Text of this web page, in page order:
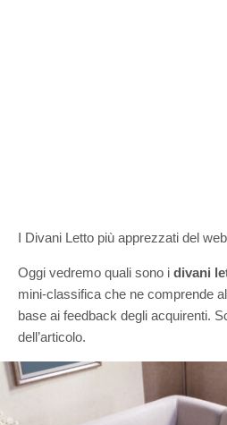
I Divani Letto più apprezzati del
Oggi vedremo quali sono i divani
mini-classifica che ne comprende
base ai feedback degli acquirenti.
dell’articolo.